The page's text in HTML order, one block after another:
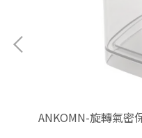
ANKOMN-旋轉氣密